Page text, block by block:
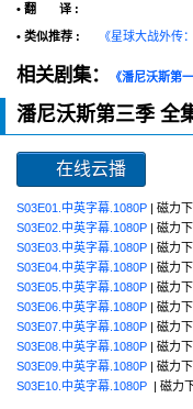
• 翻 译 :
• 类似推荐 : 《星球大战外传
相关剧集： 《潘尼沃斯第
潘尼沃斯第三季 全
在线云播
S03E01.中英字幕.1080P | 磁力
S03E02.中英字幕.1080P | 磁力
S03E03.中英字幕.1080P | 磁力
S03E04.中英字幕.1080P | 磁力
S03E05.中英字幕.1080P | 磁力
S03E06.中英字幕.1080P | 磁力
S03E07.中英字幕.1080P | 磁力
S03E08.中英字幕.1080P | 磁力
S03E09.中英字幕.1080P | 磁力
S03E10.中英字幕.1080P | 磁力